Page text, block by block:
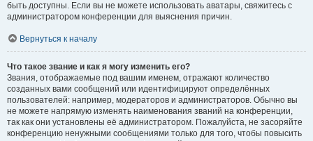
быть доступны. Если вы не можете использовать аватары, свяжитесь с
администратором конференции для выяснения причин.
Вернуться к началу
Что такое звание и как я могу изменить его?
Звания, отображаемые под вашим именем, отражают количество
созданных вами сообщений или идентифицируют определённых
пользователей: например, модераторов и администраторов. Обычно вы
не можете напрямую изменять наименования званий на конференции,
так как они установлены её администратором. Пожалуйста, не засоряйте
конференцию ненужными сообщениями только для того, чтобы повысить